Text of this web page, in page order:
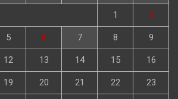
1 2
5 6 7 8 9
12 13 14 15 16
19 20 21 22 23